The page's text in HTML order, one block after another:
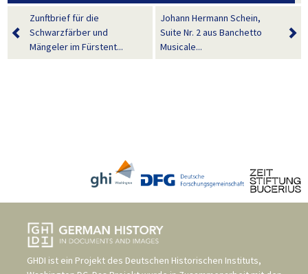
Zunftbrief für die
Schwarzfärber und
Mängeler im Fürstent...
Johann Hermann Schein,
Suite Nr. 2 aus Banchetto
Musicale...
GHDI ist ein Projekt des Deutschen Historischen Instituts,